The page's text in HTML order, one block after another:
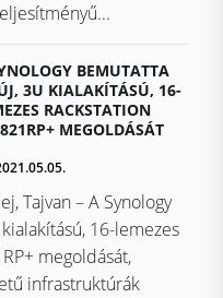
BEMUTATTA
3U KIALAKÍTÁSÚ, 16-
RACKSTATION
MEGOLDÁSÁT
Tajvan – A Synology
16-lemezes
megoldását,
infrastruktúrák